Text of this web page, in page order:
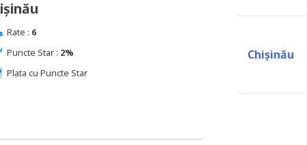
Rate : 6
Puncte Star : 2%
Plata cu Puncte Star
Chișinău